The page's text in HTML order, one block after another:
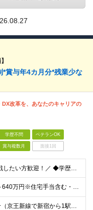
賞与年4カ月分*残業少な
DX改革を、あなたのキャリアの
学歴不問 ベテランOK
賞与複数月 面接1回
＼上流・AI領域に挑戦したい方歓迎！／ ◆学歴不問 ◆何らかのシステム開発実務経験をお持ちの方 （目安2年以上／開発言語や担当工程は不問です） ※AI分野における開発業務の経験・知見をお持ちの方は歓
≪年収例：423万円～640万円※住宅手当含む・残業代除く≫ ◆賞与年4カ月分支給 ※昨年度実績 ◆住宅手当・退職金制度・持株会など各種制度や手当が充実！ 月給24万800円～37万8,050円＋賞
◆初台駅から徒歩3分（京王新線で新宿から1駅！） ◆リモートワーク／フリーアドレス制度あり ◆出張転勤なし 【リゾートトラスト 東京本社】 東京都渋谷区代々木4-36-19 リゾートトラスト東京ビル